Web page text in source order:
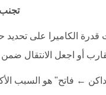
تجنب
الكاميرا على تحديد